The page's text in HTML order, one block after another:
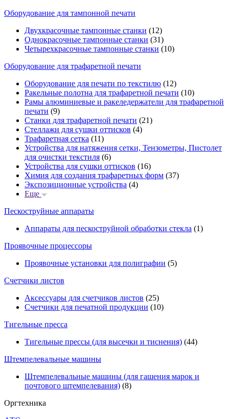
Оборудование для тампонной печати
Двухкрасочные тампонные станки (12)
Однокрасочные тампонные станки (31)
Четырехкрасочные тампонные станки (10)
Оборудование для трафаретной печати
Оборудование для печати по текстилю (12)
Ракельные полотна для трафаретной печати (10)
Рамы алюминиевые и ракеледержатели для трафаретной
печати (9)
Станки для трафаретной печати (21)
Стеллажи для сушки оттисков (4)
Трафаретная сетка (11)
Устройства для натяжения сетки, Тензометры, Пистолет
для очистки текстиля (6)
Устройства для сушки оттисков (16)
Химия для создания трафаретных форм (37)
Экспозиционные устройства (4)
Еще
Пескоструйные аппараты
Аппараты для пескоструйной обработки стекла (1)
Проявочные процессоры
Проявочные установки для полиграфии (5)
Счетчики листов
Аксессуары для счетчиков листов (25)
Счетчики для печатной продукции (10)
Тигельные пресса
Тигельные прессы (для высечки и тиснения) (44)
Штемпелевальные машины
Штемпелевальные машины (для гашения марок и
почтового штемпелевания) (8)
Оргтехника